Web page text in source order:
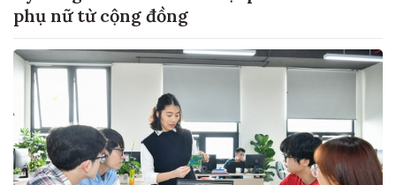
phụ nữ từ cộng đồng